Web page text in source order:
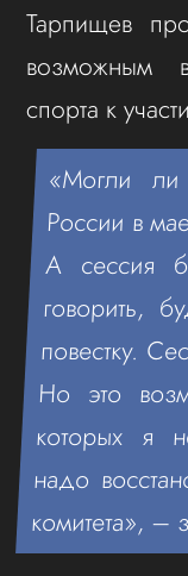
Тарпищев
возможным
спорта к
«Могли ли
России в
А сессия
говорить,
повестку.
Но это
которых я
надо
комитета», –